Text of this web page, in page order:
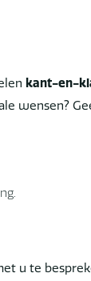
kant-en-
wensen?
u te